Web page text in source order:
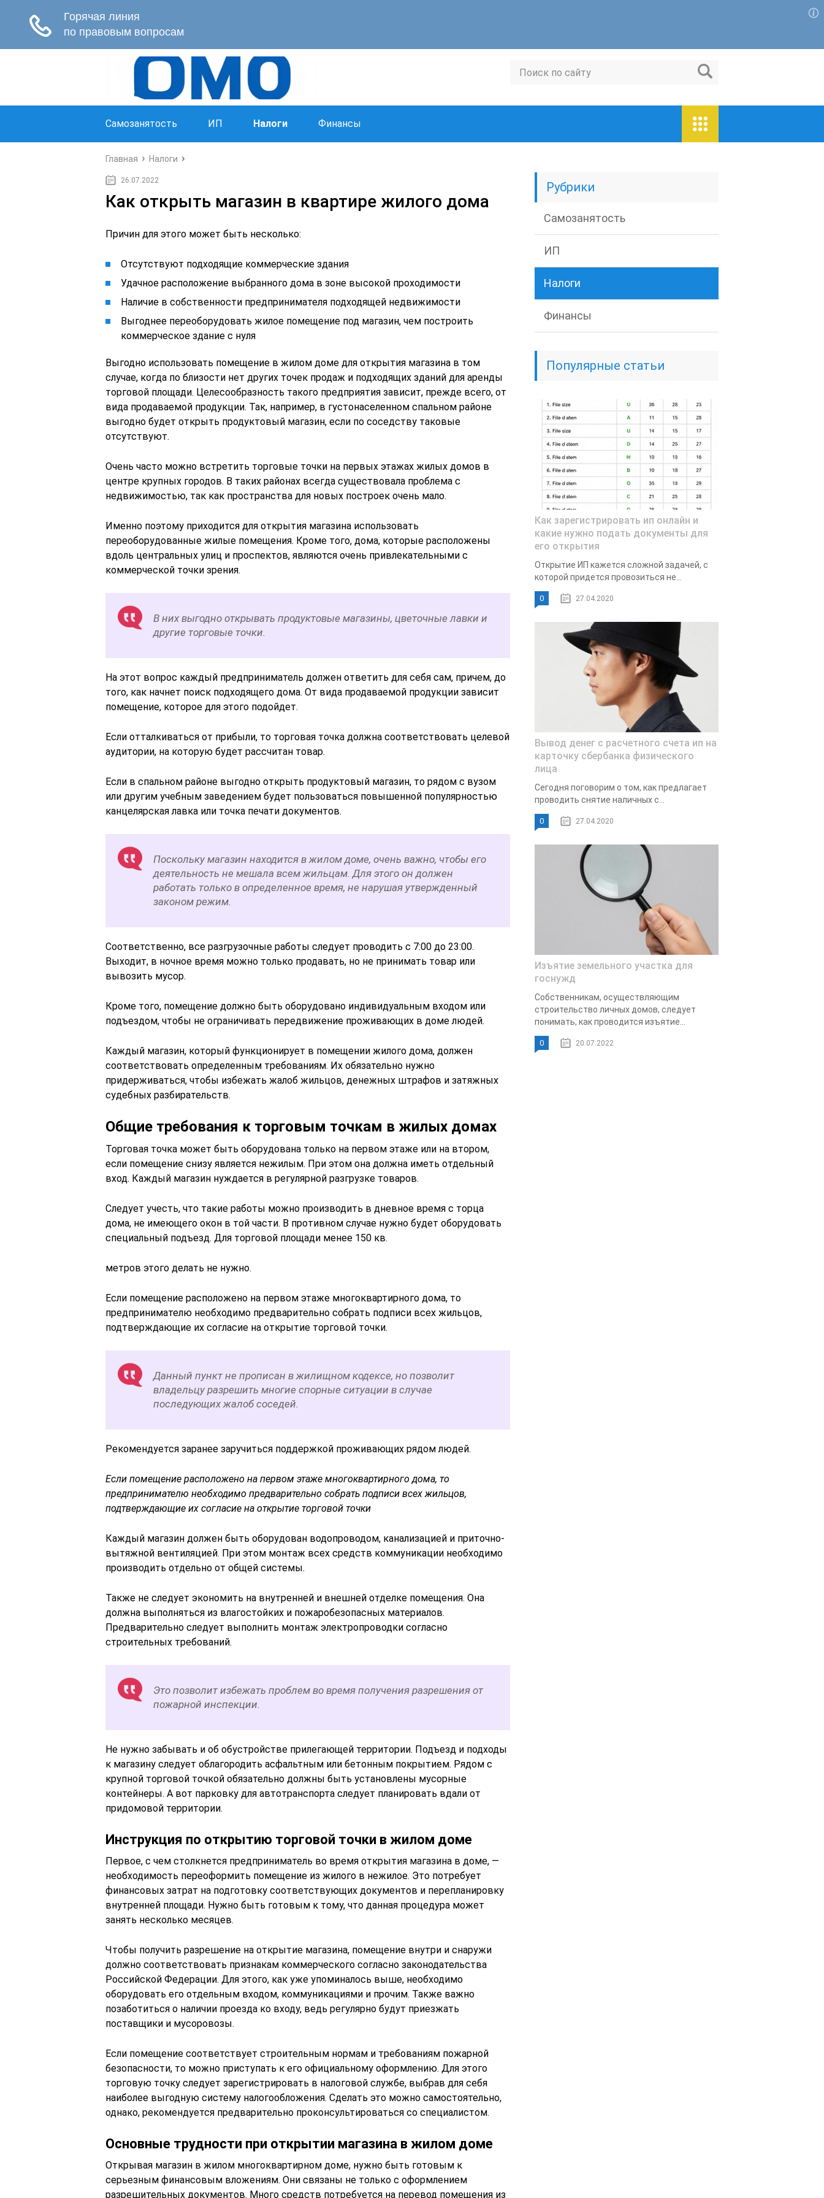
Самозанятость ИП Налоги Финансы
Главная Налоги
26.07.2022
Как открыть магазин в квартире жилого дома
Причин для этого может быть несколько:
Отсутствуют подходящие коммерческие здания
Удачное расположение выбранного дома в зоне высокой проходимости
Наличие в собственности предпринимателя подходящей недвижимости
Выгоднее переоборудовать жилое помещение под магазин, чем построить
коммерческое здание с нуля
Выгодно использовать помещение в жилом доме для открытия магазина в том
случае, когда по близости нет других точек продаж и подходящих зданий для аренды
торговой площади. Целесообразность такого предприятия зависит, прежде всего, от
вида продаваемой продукции. Так, например, в густонаселенном спальном районе
выгодно будет открыть продуктовый магазин, если по соседству таковые
отсутствуют.
Очень часто можно встретить торговые точки на первых этажах жилых домов в
центре крупных городов. В таких районах всегда существовала проблема с
недвижимостью, так как пространства для новых построек очень мало.
Именно поэтому приходится для открытия магазина использовать
переоборудованные жилые помещения. Кроме того, дома, которые расположены
вдоль центральных улиц и проспектов, являются очень привлекательными с
коммерческой точки зрения.
В них выгодно открывать продуктовые магазины, цветочные лавки и
другие торговые точки.
На этот вопрос каждый предприниматель должен ответить для себя сам, причем, до
того, как начнет поиск подходящего дома. От вида продаваемой продукции зависит
помещение, которое для этого подойдет.
Если отталкиваться от прибыли, то торговая точка должна соответствовать целевой
аудитории, на которую будет рассчитан товар.
Если в спальном районе выгодно открыть продуктовый магазин, то рядом с вузом
или другим учебным заведением будет пользоваться повышенной популярностью
канцелярская лавка или точка печати документов.
Поскольку магазин находится в жилом доме, очень важно, чтобы его
деятельность не мешала всем жильцам. Для этого он должен
работать только в определенное время, не нарушая утвержденный
законом режим.
Соответственно, все разгрузочные работы следует проводить с 7:00 до 23:00.
Выходит, в ночное время можно только продавать, но не принимать товар или
вывозить мусор.
Кроме того, помещение должно быть оборудовано индивидуальным входом или
подъездом, чтобы не ограничивать передвижение проживающих в доме людей.
Каждый магазин, который функционирует в помещении жилого дома, должен
соответствовать определенным требованиям. Их обязательно нужно
придерживаться, чтобы избежать жалоб жильцов, денежных штрафов и затяжных
судебных разбирательств.
Общие требования к торговым точкам в жилых домах
Торговая точка может быть оборудована только на первом этаже или на втором,
если помещение снизу является нежилым. При этом она должна иметь отдельный
вход. Каждый магазин нуждается в регулярной разгрузке товаров.
Следует учесть, что такие работы можно производить в дневное время с торца
дома, не имеющего окон в той части. В противном случае нужно будет оборудовать
специальный подъезд. Для торговой площади менее 150 кв.
метров этого делать не нужно.
Если помещение расположено на первом этаже многоквартирного дома, то
предпринимателю необходимо предварительно собрать подписи всех жильцов,
подтверждающие их согласие на открытие торговой точки.
Данный пункт не прописан в жилищном кодексе, но позволит
владельцу разрешить многие спорные ситуации в случае
последующих жалоб соседей.
Рекомендуется заранее заручиться поддержкой проживающих рядом людей.
Если помещение расположено на первом этаже многоквартирного дома, то
предпринимателю необходимо предварительно собрать подписи всех жильцов,
подтверждающие их согласие на открытие торговой точки
Каждый магазин должен быть оборудован водопроводом, канализацией и приточно-
вытяжной вентиляцией. При этом монтаж всех средств коммуникации необходимо
производить отдельно от общей системы.
Также не следует экономить на внутренней и внешней отделке помещения. Она
должна выполняться из влагостойких и пожаробезопасных материалов.
Предварительно следует выполнить монтаж электропроводки согласно
строительных требований.
Это позволит избежать проблем во время получения разрешения от
пожарной инспекции.
Не нужно забывать и об обустройстве прилегающей территории. Подъезд и подходы
к магазину следует облагородить асфальтным или бетонным покрытием. Рядом с
крупной торговой точкой обязательно должны быть установлены мусорные
контейнеры. А вот парковку для автотранспорта следует планировать вдали от
придомовой территории.
Инструкция по открытию торговой точки в жилом доме
Первое, с чем столкнется предприниматель во время открытия магазина в доме, —
необходимость переоформить помещение из жилого в нежилое. Это потребует
финансовых затрат на подготовку соответствующих документов и перепланировку
внутренней площади. Нужно быть готовым к тому, что данная процедура может
занять несколько месяцев.
Чтобы получить разрешение на открытие магазина, помещение внутри и снаружи
должно соответствовать признакам коммерческого согласно законодательства
Российской Федерации. Для этого, как уже упоминалось выше, необходимо
оборудовать его отдельным входом, коммуникациями и прочим. Также важно
позаботиться о наличии проезда ко входу, ведь регулярно будут приезжать
поставщики и мусоровозы.
Если помещение соответствует строительным нормам и требованиям пожарной
безопасности, то можно приступать к его официальному оформлению. Для этого
торговую точку следует зарегистрировать в налоговой службе, выбрав для себя
наиболее выгодную систему налогообложения. Сделать это можно самостоятельно,
однако, рекомендуется предварительно проконсультироваться со специалистом.
Основные трудности при открытии магазина в жилом доме
Открывая магазин в жилом многоквартирном доме, нужно быть готовым к
серьезным финансовым вложениям. Они связаны не только с оформлением
разрешительных документов. Много средств потребуется на перевод помещения из
Рубрики
Самозанятость
ИП
Налоги
Финансы
Популярные статьи
Как зарегистрировать ип онлайн и
какие нужно подать документы для
его открытия
Открытие ИП кажется сложной задачей, с
которой придется провозиться не...
0 27.04.2020
Вывод денег с расчетного счета ип на
карточку сбербанка физического
лица
Сегодня поговорим о том, как предлагает
проводить снятие наличных с...
0 27.04.2020
Изъятие земельного участка для
госнужд
Собственникам, осуществляющим
строительство личных домов, следует
понимать, как проводится изъятие...
0 20.07.2022